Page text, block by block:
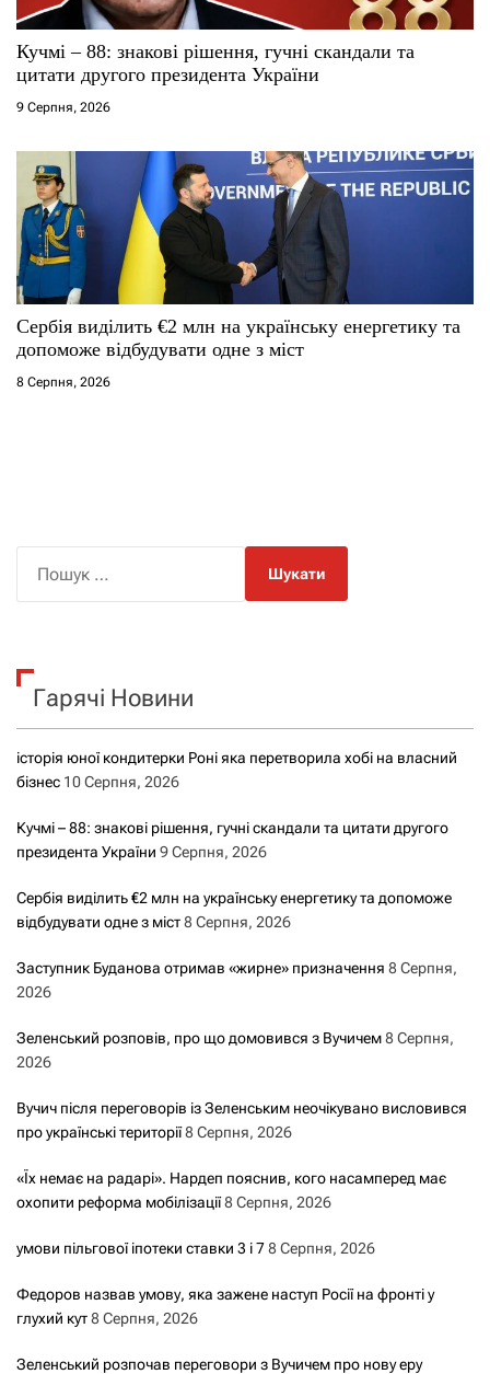
Кучмі – 88: знакові рішення, гучні скандали та
цитати другого президента України
9 Серпня, 2026
Сербія виділить €2 млн на українську енергетику та
допоможе відбудувати одне з міст
8 Серпня, 2026
к
Гарячі Новини
історія юної кондитерки Роні яка перетворила хобі на власний
бізнес 10 Серпня, 2026
Кучмі – 88: знакові рішення, гучні скандали та цитати другого
президента України 9 Серпня, 2026
Сербія виділить €2 млн на українську енергетику та допоможе
відбудувати одне з міст8 Серпня, 2026
Заступник Буданова отримав «жирне» призначення 8 Серпня,
2026
Зеленський розповів, про що домовився з Вучичем8 Серпня,
2026
Вучич після переговорів із Зеленським неочікувано висловився
про українські території8 Серпня, 2026
«Їх немає на радарі». Нардеп пояснив, кого насамперед має
охопити реформа мобілізації8 Серпня, 2026
умови пільгової іпотеки ставки 3 і 78 Серпня, 2026
Федоров назвав умову, яка зажене наступ Росії на фронті у
глухий кут8 Серпня, 2026
Зеленський розпочав переговори з Вучичем про нову еру